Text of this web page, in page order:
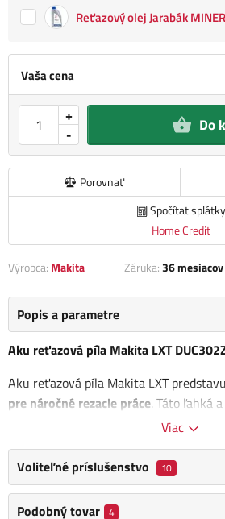
Vaša cena
-
+ Do
Porovnať
Spočítat splátky
Home Credit
Reťazový olej Jarabák
Výrobca: Makita Záruka:36 mesiacov
Popis a parametre
Aku reťazová píla Makita LXT
Aku reťazová píla Makita LXT
pre náročné rezacie práce. Táto ľahká
využíva dva 18V
rezania bez toho, aby ste potrebovali
Píla je vybavená pokročilouv
Viac
Voliteľné príslušenstvo 10
Podobný tovar 4